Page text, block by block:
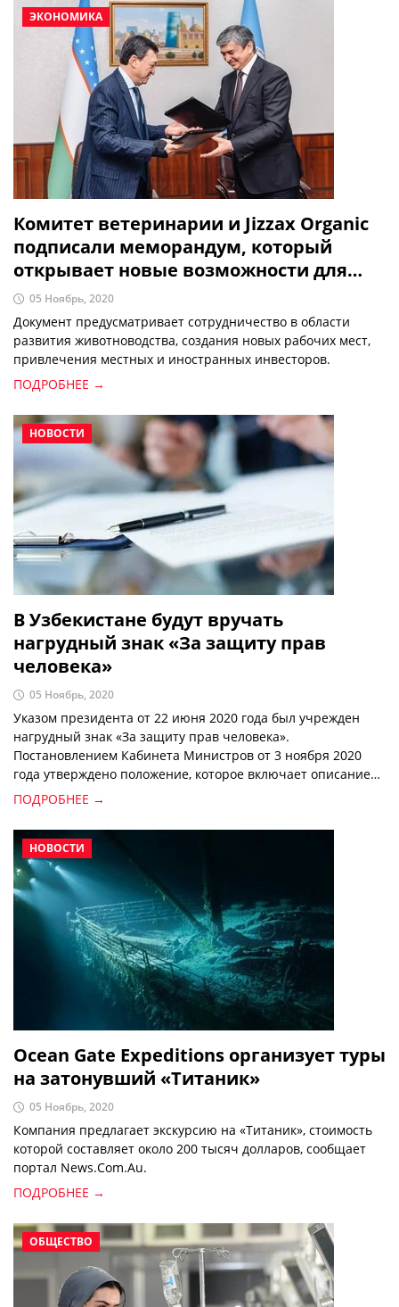
ЭКОНОМИКА
Комитет ветеринарии и Jizzax Organic
подписали меморандум, который
открывает новые возможности для
фермеров
05 Ноябрь, 2020
Документ предусматривает сотрудничество в области
развития животноводства, создания новых рабочих мест,
привлечения местных и иностранных инвесторов.
ПОДРОБНЕЕ →
НОВОСТИ
В Узбекистане будут вручать
нагрудный знак «За защиту прав
человека»
05 Ноябрь, 2020
Указом президента от 22 июня 2020 года был учрежден
нагрудный знак «За защиту прав человека».
Постановлением Кабинета Министров от 3 ноября 2020
года утверждено положение, которое включает описание
знака, а также его удостоверения.
ПОДРОБНЕЕ →
НОВОСТИ
Ocean Gate Expeditions организует туры
на затонувший «Титаник»
05 Ноябрь, 2020
Компания предлагает экскурсию на «Титаник», стоимость
которой составляет около 200 тысяч долларов, сообщает
портал News.Com.Au.
ПОДРОБНЕЕ →
ОБЩЕСТВО